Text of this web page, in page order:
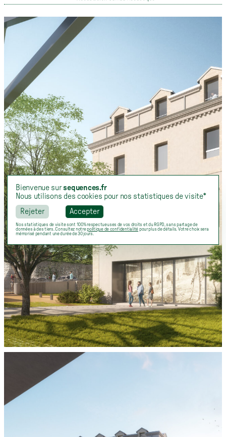
Bienvenue sursequences.fr
Nous utilisons des cookies pour nos statistiques de visite*
Rejeter
Accepter
Nos statistiques de visite sont 100% respectueuses de vos droits et du RGPD, sans partage de
données à des tiers. Consultez notrepolitique de confidentialité pour plus de détails. Votre choix sera
mémorisé pendant une durée de 30 jours.